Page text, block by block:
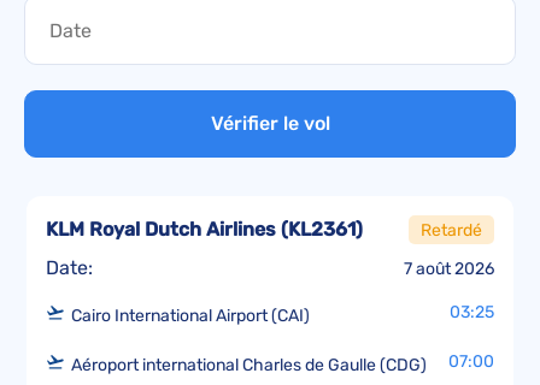
Vérifier le vol
Date: 7 août 2026
KLM Royal Dutch Airlines (KL2361) Retardé
Cairo International Airport (CAI) 03:25
Aéroport international Charles de Gaulle (CDG) 07:00